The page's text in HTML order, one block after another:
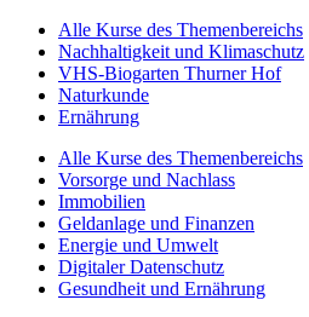
Alle Kurse des Themenbereichs
Nachhaltigkeit und Klimaschutz
VHS-Biogarten Thurner Hof
Naturkunde
Ernährung
Alle Kurse des Themenbereichs
Vorsorge und Nachlass
Immobilien
Geldanlage und Finanzen
Energie und Umwelt
Digitaler Datenschutz
Gesundheit und Ernährung